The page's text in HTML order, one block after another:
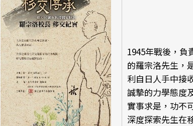
1945年戰後，負
的羅宗洛先生，
利自日人手中接
誠摯的力學態度
實事求是，功不
深度探索先生在